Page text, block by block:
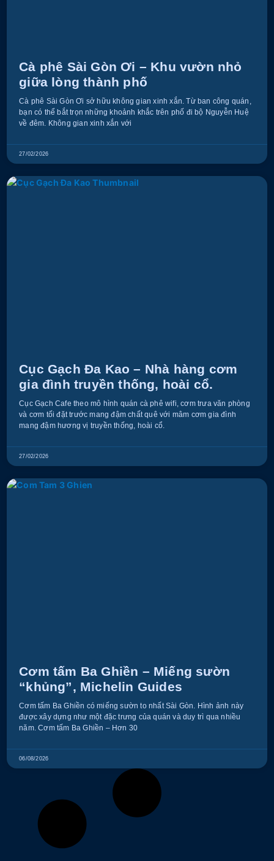
Cà phê Sài Gòn Ơi – Khu vườn nhỏ
giữa lòng thành phố
Cà phê Sài Gòn Ơi sở hữu không gian xinh xắn. Từ ban công quán,
bạn có thể bắt trọn những khoảnh khắc trên phố đi bộ Nguyễn Huệ
về đêm. Không gian xinh xắn với
27/02/2026
Cục Gạch Đa Kao – Nhà hàng cơm
gia đình truyền thống, hoài cổ.
Cục Gạch Cafe theo mô hình quán cà phê wifi, cơm trưa văn phòng
và cơm tối đặt trước mang đậm chất quê với mâm cơm gia đình
mang đậm hương vị truyền thống, hoài cổ.
27/02/2026
Cơm tấm Ba Ghiền – Miếng sườn
“khủng”, Michelin Guides
Cơm tấm Ba Ghiền có miếng sườn to nhất Sài Gòn. Hình ảnh này
được xây dựng như một đặc trưng của quán và duy trì qua nhiều
năm. Cơm tấm Ba Ghiền – Hơn 30
06/08/2026